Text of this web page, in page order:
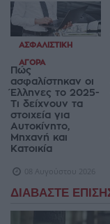
ΑΣΦΑΛΙΣΤΙΚΉ
ΑΓΟΡΆ
Πώς
ασφαλίστηκαν οι
Έλληνες το 2025-
Τι δείχνουν τα
στοιχεία για
Αυτοκίνητο,
Μηχανή και
Κατοικία
08 Αυγούστου 2026